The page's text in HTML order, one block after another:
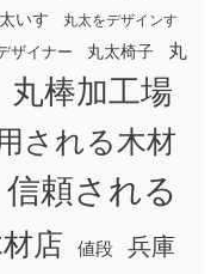
いす
丸太をデザインす
ザイナー 丸太椅子 丸
丸棒加工場
される木材
信頼される
店 値段
兵庫